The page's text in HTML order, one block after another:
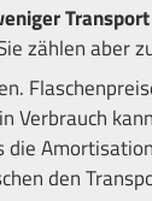
zählen aber
Verbrauch
den